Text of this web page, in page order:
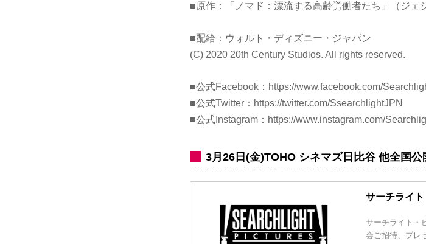
■原作：「ノマド：漂流する高齢労働者たち」（ジェ
■配給：ウォルト・ディズニー・ジャパン
(C) 2020 20th Century Studios. All rights reserved.
■公式Facebook： https://www.facebook.com/
■公式Twitter： https://twitter.com/SsearchlightJPN
■公式Instagram： https://www.instagram.com/
3月26日(金)TOHO シネマズ日比谷 他全国公
サーチライ
サーチライト・
会ご招待、プレ